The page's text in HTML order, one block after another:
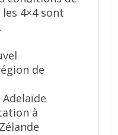
4×4 sont
de
Adelaïde
à